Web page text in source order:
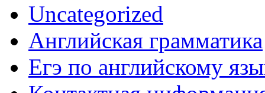
Uncategorized
Английская грамматика
Егэ по английскому